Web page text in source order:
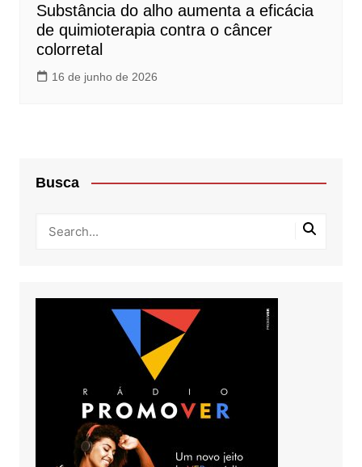
Substância do alho aumenta a eficácia
de quimioterapia contra o câncer
colorretal
16 de junho de 2026
Busca